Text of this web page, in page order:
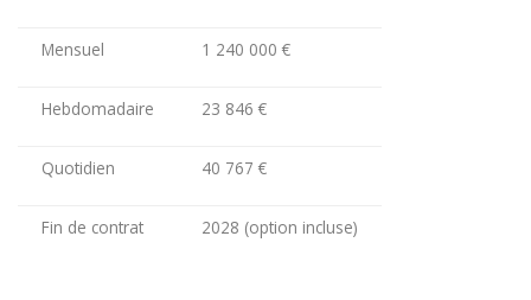
Mensuel 1 240 000 €
Hebdomadaire 23 846 €
Quotidien 40 767 €
Fin de contrat 2028 (option incluse)